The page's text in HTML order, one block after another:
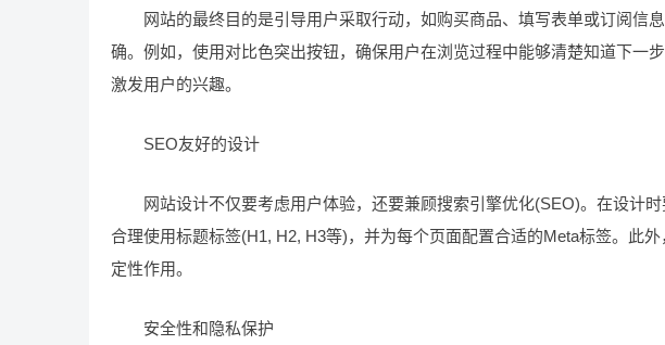
网站的最终目的是引导用户采取行动，如购买商品、填写表单或订阅信
确。例如，使用对比色突出按钮，确保用户在浏览过程中能够清楚知道下一
激发用户的兴趣。
SEO友好的设计
网站设计不仅要考虑用户体验，还要兼顾搜索引擎优化(SEO)。在设计时
合理使用标题标签(H1, H2, H3等)，并为每个页面配置合适的Meta标签。此
定性作用。
安全性和隐私保护